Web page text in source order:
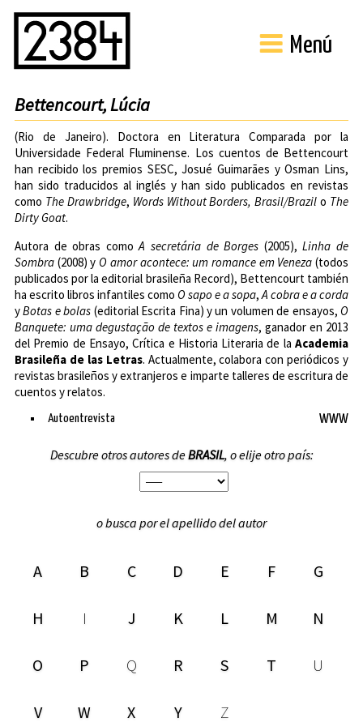
Menú
Bettencourt, Lúcia
(Rio de Janeiro). Doctora en Literatura Comparada por la
Universidade Federal Fluminense. Los cuentos de Bettencourt
han recibido los premios SESC, Josué Guimarães y Osman Lins,
han sido traducidos al inglés y han sido publicados en revistas
como The Drawbridge, Words Without Borders, Brasil/Brazil o The
Dirty Goat.
Autora de obras comoA secretária de Borges (2005),Linha de
Sombra(2008) y O amor acontece: um romance em Veneza (todos
publicados por la editorial brasileña Record), Bettencourt también
ha escrito libros infantiles como O sapo e a sopa,A cobra e a corda
yBotas e bolas (editorial Escrita Fina) y un volumen de ensayos, O
Banquete: uma degustação de textos e imagens, ganador en 2013
del Premio de Ensayo, Crítica e Historia Literaria de laAcademia
Brasileña de las Letras. Actualmente, colabora con periódicos y
revistas brasileños y extranjeros e imparte talleres de escritura de
cuentos y relatos.
Autoentrevista WWW
Descubre otros autores deBRASIL, o elije otro país:
o busca por el apellido del autor
A B C D E F G
H I J K L M N
O P Q R S T U
V W X Y Z